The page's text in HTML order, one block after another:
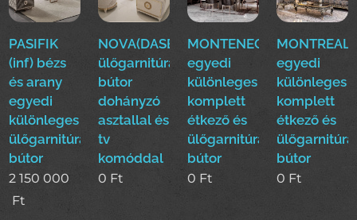
PASIFIK
(inf) bézs
és arany
egyedi
különleges
ülőgarnitúra
bútor
2 150 000
Ft
NOVA(DASE)
ülőgarnitúra
bútor
dohányzó
asztallal és
tv
komóddal
0 Ft
MONTENEGRO(EFE)Luxus
egyedi
különleges
komplett
étkező és
ülőgarnitúra
bútor
0 Ft
egyedi
különleges
komplett
étkező és
ülőgarnitúra
bútor
0 Ft